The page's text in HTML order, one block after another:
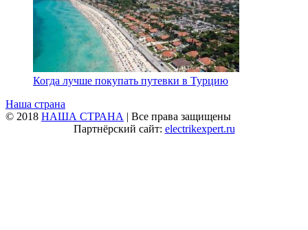
Когда лучше покупать путевки в Турцию
Наша страна
© 2018 НАША СТРАНА | Все права защищены
Партнёрский сайт: electrikexpert.ru